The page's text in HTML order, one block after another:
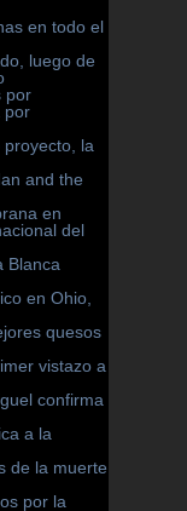
en todo el
luego de
por
por
proyecto, la
and the
en
del
Blanca
en Ohio,
quesos
vistazo a
confirma
a la
de la muerte
por la